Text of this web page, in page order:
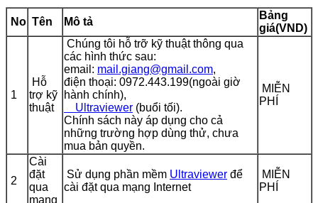
No Tên Mô tả
Bảng
giá(VND)
1
Hỗ
trợ kỹ
thuật
Chúng tôi hỗ trỡ kỹ thuật thông qua
các hình thức sau:
email: mail.giang@gmail.com,
điện thoại: 0972.443.199(ngoài giờ
hành chính),
Ultraviewer (buổi tối).
Chính sách này áp dụng cho cả
những trường hợp dùng thử, chưa
mua bản quyền.
MIỄN
PHÍ
2
Cài
đặt
qua
mạng
Sử dụng phần mềm Ultraviewer để
cài đặt qua mạng Internet
MIỄN
PHÍ